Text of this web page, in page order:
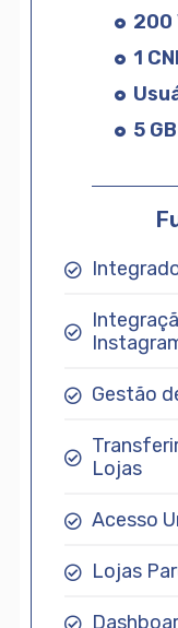
200
1
5
Gestão
Lojas
Acesso
Lojas